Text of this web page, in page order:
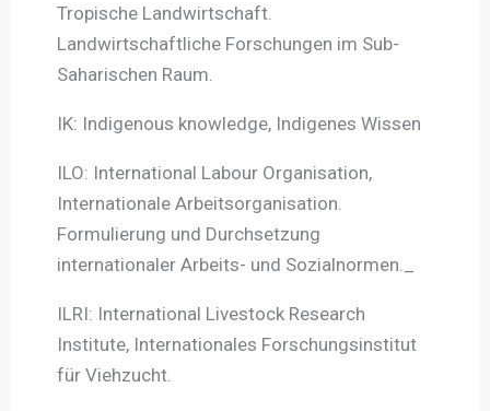
Tropische Landwirtschaft.
Landwirtschaftliche Forschungen im Sub-
Saharischen Raum.
IK: Indigenous knowledge, Indigenes Wissen
ILO: International Labour Organisation,
Internationale Arbeitsorganisation.
Formulierung und Durchsetzung
internationaler Arbeits- und Sozialnormen._
ILRI: International Livestock Research
Institute, Internationales Forschungsinstitut
für Viehzucht.